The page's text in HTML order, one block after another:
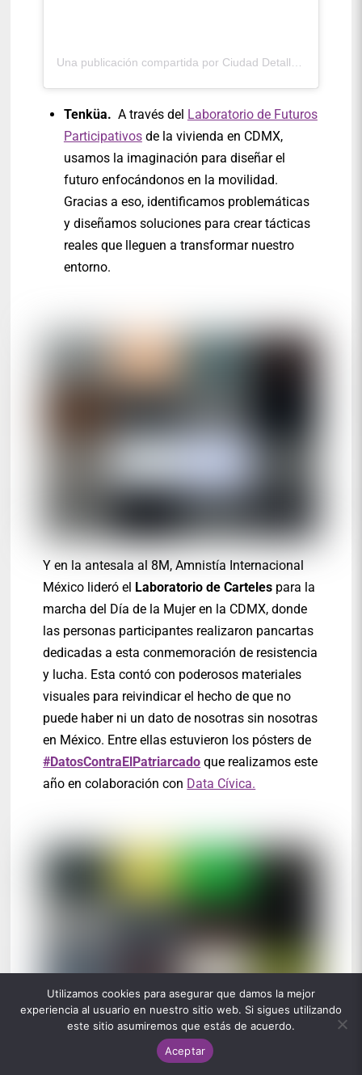
Tenküa. A través del Laboratorio de Futuros
Participativosde la vivienda en CDMX,
usamos la imaginación para diseñar el
futuro enfocándonos en la movilidad.
Gracias a eso, identificamos problemáticas
y diseñamos soluciones para crear tácticas
reales que lleguen a transformar nuestro
entorno.
Y en la antesala al 8M, Amnistía Internacional
México lideró el Laboratorio de Carteles para la
marcha del Día de la Mujer en la CDMX, donde
las personas participantes realizaron pancartas
dedicadas a esta conmemoración de resistencia
y lucha. Esta contó con poderosos materiales
visuales para reivindicar el hecho de que no
puede haber ni un dato de nosotras sin nosotras
en México. Entre ellas estuvieron los pósters de
#DatosContraElPatriarcado que realizamos este
año en colaboración con Data Cívica.
Utilizamos cookies para asegurar que damos la mejor
experiencia al usuario en nuestro sitio web. Si sigues utilizando
este sitio asumiremos que estás de acuerdo.
Aceptar